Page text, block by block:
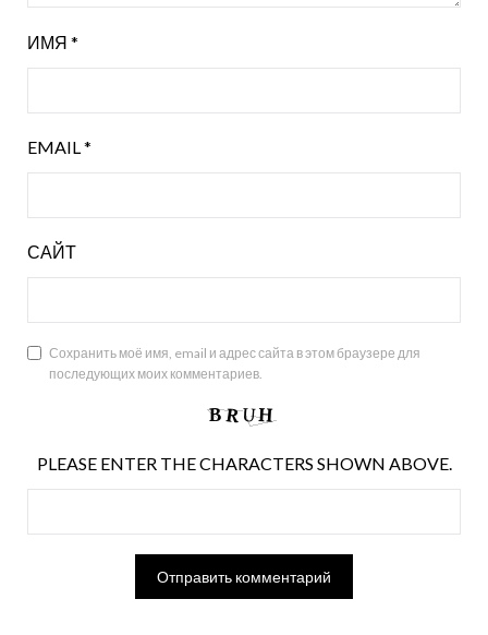
ИМЯ *
EMAIL*
САЙТ
Сохранить моё имя, email и адрес сайта в этом браузере для
последующих моих комментариев.
PLEASE ENTER THE CHARACTERS SHOWN ABOVE.